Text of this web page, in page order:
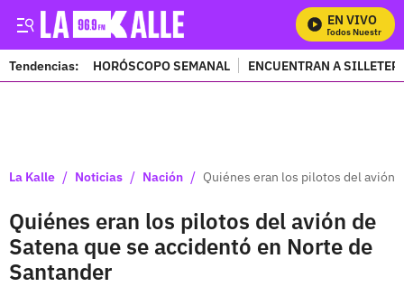
EN VIVO
Mira Todos Nuestros
Tendencias: HORÓSCOPO SEMANAL ENCUENTRAN A
La Kalle / Noticias / Nación / Quiénes eran los pilotos del avión
Quiénes eran los pilotos del avión de
Satena que se accidentó en Norte de
Santander